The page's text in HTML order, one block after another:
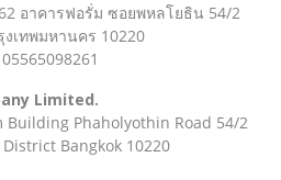
อาคารฟอรั่ม ซอยพหลโยธิน 54/2
เทพมหานคร 10220
Limited.
Building Phaholyothin Road 54/2
Bangkok 10220